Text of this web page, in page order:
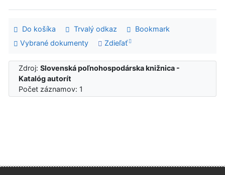
Do košíka Trvalý odkaz
Bookmark
Vybrané dokumenty
Zdieľať
Zdroj:Slovenská poľnohospodárska knižnica -
Katalóg autorít
Počet záznamov: 1